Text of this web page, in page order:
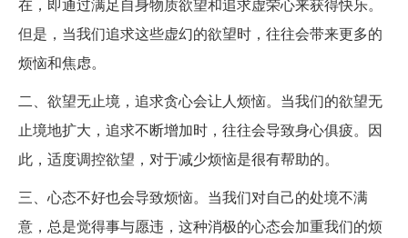
在，即通过满足自身物质欲望和追求虚荣心来获得快乐。
但是，当我们追求这些虚幻的欲望时，往往会带来更多的
烦恼和焦虑。
二、欲望无止境，追求贪心会让人烦恼。当我们的欲望无
止境地扩大，追求不断增加时，往往会导致身心俱疲。因
此，适度调控欲望，对于减少烦恼是很有帮助的。
三、心态不好也会导致烦恼。当我们对自己的处境不满
意，总是觉得事与愿违，这种消极的心态会加重我们的烦